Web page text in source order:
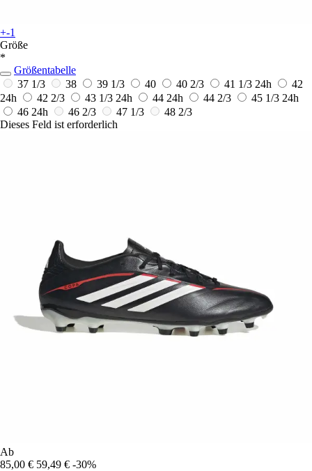
+-1
Größe
*
Größentabelle
37 1/3
38 39 1/3 40 40 2/3 41 1/3 24h
42
24h
42 2/3 43 1/3 24h 44 24h 44 2/3 45 1/3 24h
46 24h 46 2/3 47 1/3
48 2/3
Dieses Feld ist erforderlich
Ab
85,00 € 59,49 € -30%